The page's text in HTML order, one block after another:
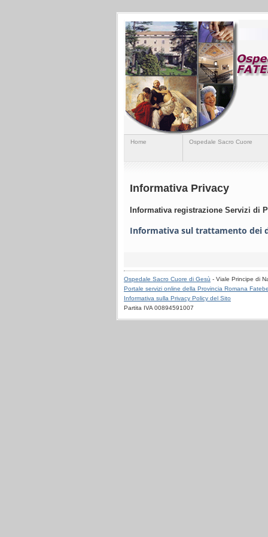
Home Ospedale Sacro Cuore
Informativa Privacy
Informativa registrazione Servizi di
Informativa sul trattamento dei
Ospedale Sacro Cuore di Gesù - Viale Principe di
Portale servizi online della Provincia Romana
Informativa sulla Privacy Policy del Sito
Partita IVA 00894591007